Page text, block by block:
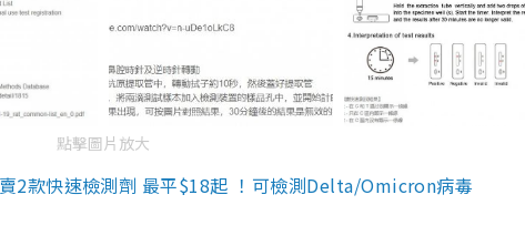
點擊圖片放大
2款快速檢測劑 最平$18起 ！可檢測Delta/Omicron病毒